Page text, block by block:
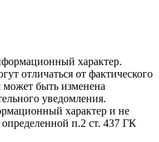
характер.
отличаться от фактического
быть изменена
уведомления.
характер и не
п.2 ст. 437 ГК